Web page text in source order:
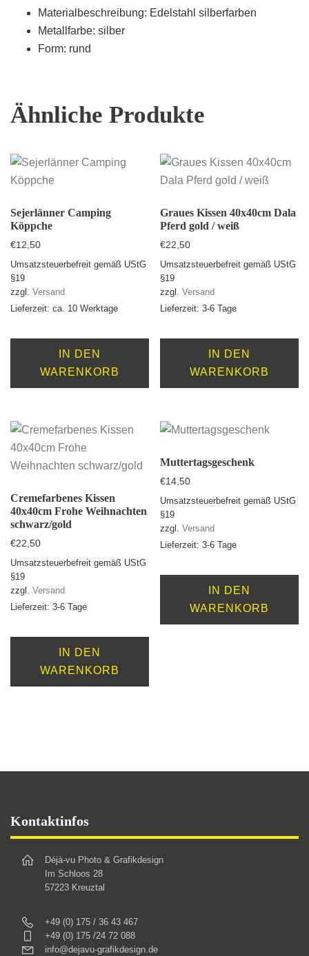
Materialbeschreibung: Edelstahl silberfarben
Metallfarbe: silber
Form: rund
Ähnliche Produkte
Sejerlänner Camping
Köppche
€12,50
Umsatzsteuerbefreit gemäß UStG
§19
zzgl. Versand
Lieferzeit: ca. 10 Werktage
IN DEN
WARENKORB
Graues Kissen 40x40cm Dala
Pferd gold / weiß
€22,50
Umsatzsteuerbefreit gemäß UStG
§19
zzgl.Versand
Lieferzeit: 3-6 Tage
IN DEN
WARENKORB
Cremefarbenes Kissen
40x40cm Frohe Weihnachten
schwarz/gold
€22,50
Umsatzsteuerbefreit gemäß UStG
§19
zzgl. Versand
Lieferzeit: 3-6 Tage
IN DEN
WARENKORB
Muttertagsgeschenk
€14,50
Umsatzsteuerbefreit gemäß UStG
§19
zzgl.Versand
Lieferzeit: 3-6 Tage
IN DEN
WARENKORB
Footer
Kontaktinfos
Déjà-vu Photo & Grafikdesign
Im Schloos 28
57223 Kreuztal
+49 (0) 175 / 36 43 467
+49 (0) 175 /24 72 088
info@dejavu-grafikdesign.de